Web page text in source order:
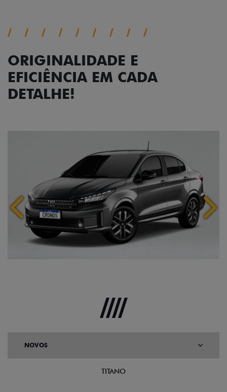
ORIGINALIDADE E
EFICIÊNCIA EM CADA
DETALHE!
Anterior
NOVOS
TITANO